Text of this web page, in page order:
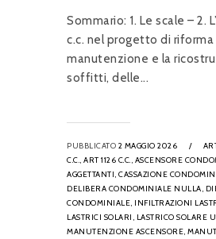
Sommario: 1. Le scale – 2.
c.c. nel progetto di riforma
manutenzione e la
soffitti, delle...
PUBBLICATO 2 MAGGIO 2026 /
C.C., ART 1126 C.C., ASCENSORE
AGGETTANTI, CASSAZIONE
DELIBERA CONDOMINIALE NULLA,
CONDOMINIALE, INFILTRAZIONI
LASTRICI SOLARI, LASTRICO SOLARE
MANUTENZIONE ASCENSORE,